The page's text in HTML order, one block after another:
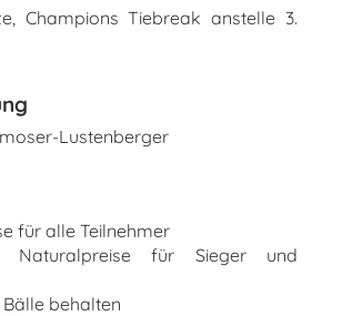
Champions Tiebreak anstelle 3.
Lustenberger
für alle Teilnehmer
Naturalpreise für Sieger und
behalten